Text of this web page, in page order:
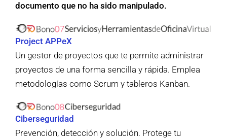
documento que no ha sido manipulado.
Project APPeX
Un gestor de proyectos que te permite administrar
proyectos de una forma sencilla y rápida. Emplea
metodologías como Scrum y tableros Kanban.
Ciberseguridad
Prevención, detección y solución. Protege tu